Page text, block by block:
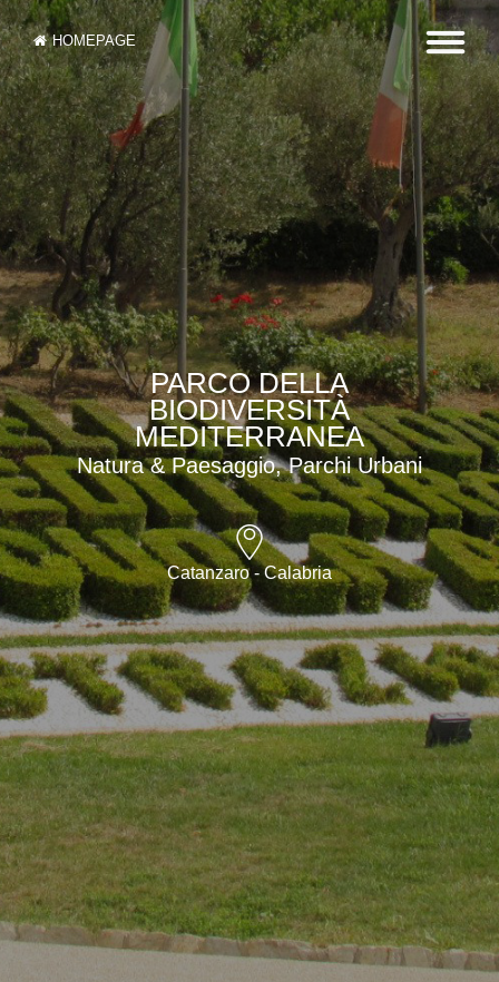
HOMEPAGE
PARCO DELLA
BIODIVERSITÀ
MEDITERRANEA
Natura & Paesaggio, Parchi Urbani
Catanzaro - Calabria